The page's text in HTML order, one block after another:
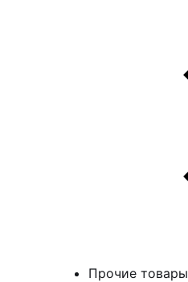
Прочие товары